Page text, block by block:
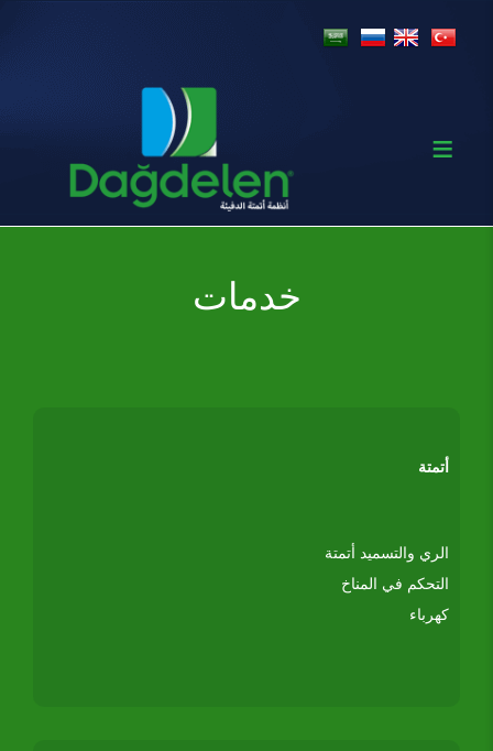
خدمات
أتمتة
الري والتسميد أتمتة
التحكم في المناخ
كهرباء